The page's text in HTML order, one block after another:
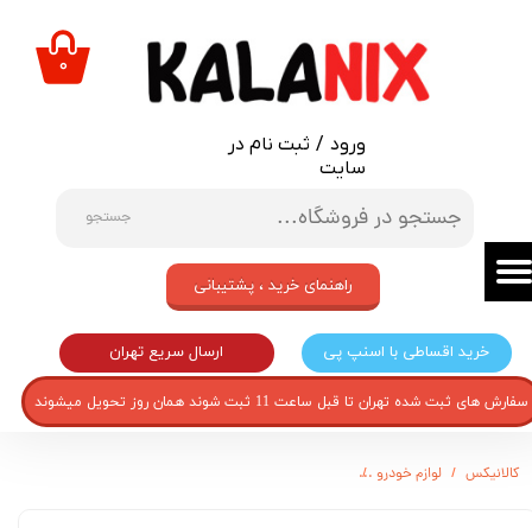
جستجو
ورود / ثبت نام در
سایت
حساب کاربری من
تغییر گذر واژه
خروج از حساب کاربری
۰
خرید اقساطی با اسنپ پی ارسال سریع تهران
راهنمای خرید ، پشتیبانی
سفارش های ثبت شده تهران تا قبل ساعت 11 ثبت شوند همان روز تحویل میشوند
کالانیکس لوازم خودرو